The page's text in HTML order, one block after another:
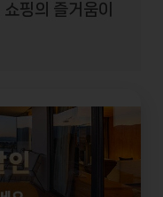
쇼핑의 즐거움이